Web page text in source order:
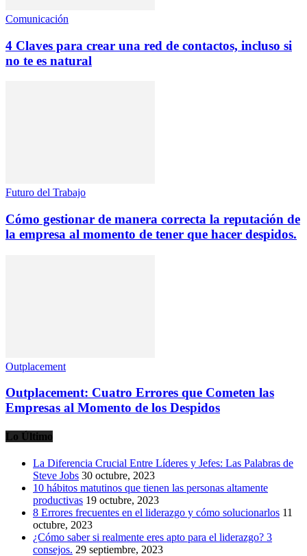
Comunicación
4 Claves para crear una red de contactos, incluso si
no te es natural
Futuro del Trabajo
Cómo gestionar de manera correcta la reputación de
la empresa al momento de tener que hacer despidos.
Outplacement
Outplacement: Cuatro Errores que Cometen las
Empresas al Momento de los Despidos
Lo Último
La Diferencia Crucial Entre Líderes y Jefes: Las Palabras de
Steve Jobs 30 octubre, 2023
10 hábitos matutinos que tienen las personas altamente
productivas 19 octubre, 2023
8 Errores frecuentes en el liderazgo y cómo solucionarlos 11
octubre, 2023
¿Cómo saber si realmente eres apto para el liderazgo? 3
consejos. 29 septiembre, 2023